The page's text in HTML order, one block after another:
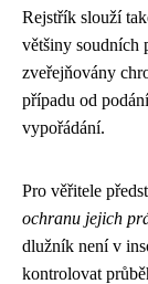
Rejstřík slouží
většiny soudních
zveřejňovány
případu od
vypořádání.
Pro věřitele
ochranu jejich
dlužník není v
kontrolovat